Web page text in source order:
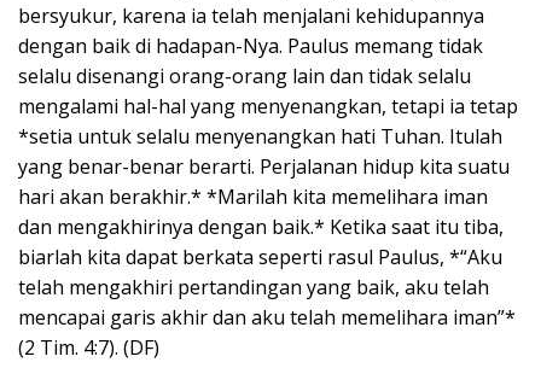
bersyukur, karena ia telah menjalani kehidupannya
dengan baik di hadapan-Nya. Paulus memang tidak
selalu disenangi orang-orang lain dan tidak selalu
mengalami hal-hal yang menyenangkan, tetapi ia tetap
*setia untuk selalu menyenangkan hati Tuhan. Itulah
yang benar-benar berarti. Perjalanan hidup kita suatu
hari akan berakhir.* *Marilah kita memelihara iman
dan mengakhirinya dengan baik.* Ketika saat itu tiba,
biarlah kita dapat berkata seperti rasul Paulus, *“Aku
telah mengakhiri pertandingan yang baik, aku telah
mencapai garis akhir dan aku telah memelihara iman”*
(2 Tim. 4:7). (DF)